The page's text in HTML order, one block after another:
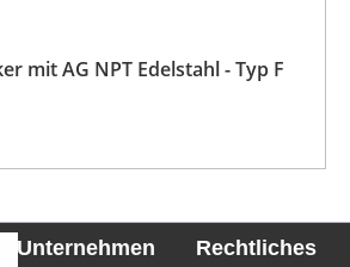
mit AG NPT Edelstahl - Typ F
Unternehmen Rechtliches